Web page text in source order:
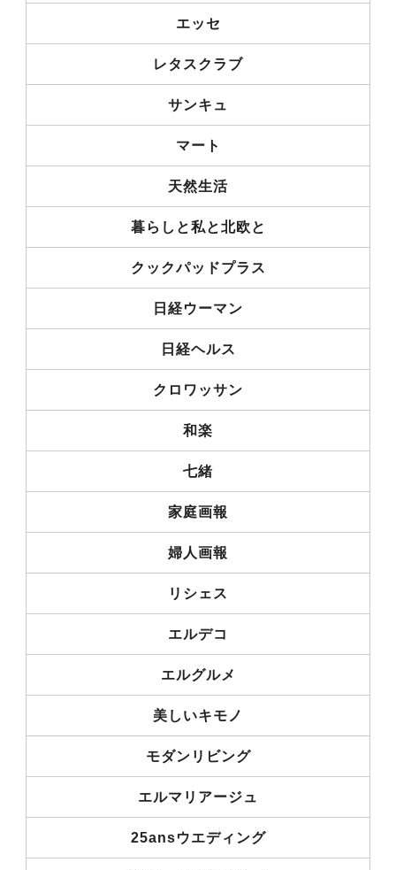
エッセ
レタスクラブ
サンキュ
マート
天然生活
暮らしと私と北欧と
クックパッドプラス
日経ウーマン
日経ヘルス
クロワッサン
和楽
七緒
家庭画報
婦人画報
リシェス
エルデコ
エルグルメ
美しいキモノ
モダンリビング
エルマリアージュ
25ansウエディング